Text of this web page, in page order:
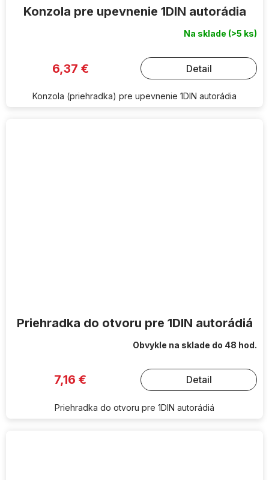
Konzola pre upevnenie 1DIN autorádia
Na sklade (>5 ks)
6,37 € Detail
Konzola (priehradka) pre upevnenie 1DIN autorádia
Priehradka do otvoru pre 1DIN autorádiá
Obvykle na sklade do 48 hod.
7,16 € Detail
Priehradka do otvoru pre 1DIN autorádiá